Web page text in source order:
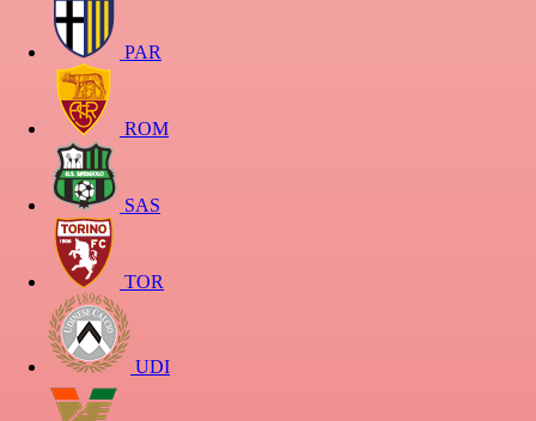
PAR
ROM
SAS
TOR
UDI